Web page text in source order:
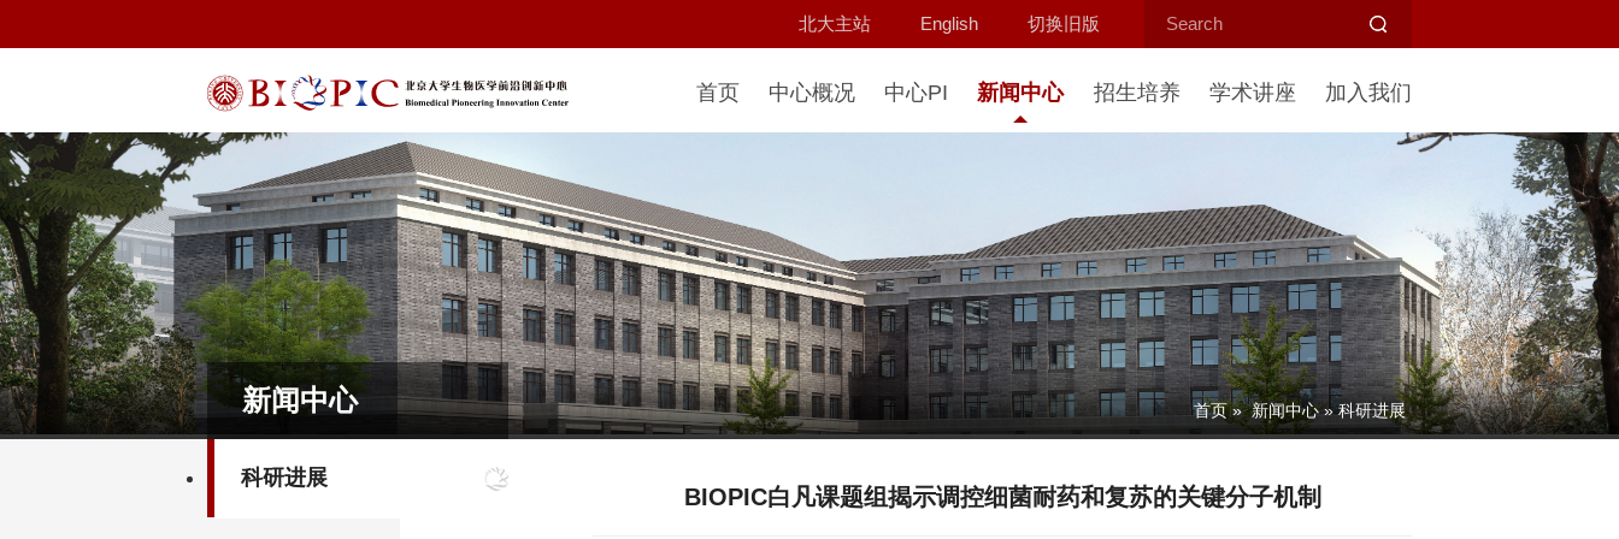
北大主站 English 切换旧版
首页 中心概况 中心PI 新闻中心 招生培养 学术讲座 加入我们
新闻中心
科研进展
首页 » 新闻中心 » 科研进展
BIOPIC白凡课题组揭示调控细菌耐药和复苏的关键分子机制